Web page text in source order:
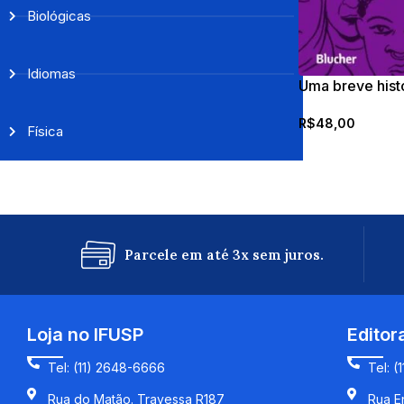
Biológicas
Idiomas
Física
Uma breve
R$48,00
Parcele em até 3x sem juros.
Loja no IFUSP
Tel: (11) 2648-6666
Rua do Matão. Travessa R187
Tel:
Rua